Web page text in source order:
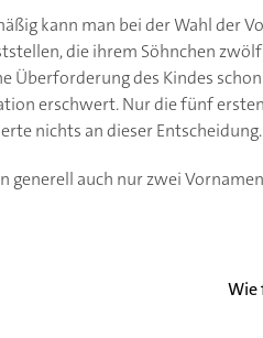
kann man bei der Wahl der
die ihrem Söhnchen
Überforderung des Kindes
erschwert. Nur die fünf
nichts an dieser Entscheidung.
generell auch nur zwei
Wie